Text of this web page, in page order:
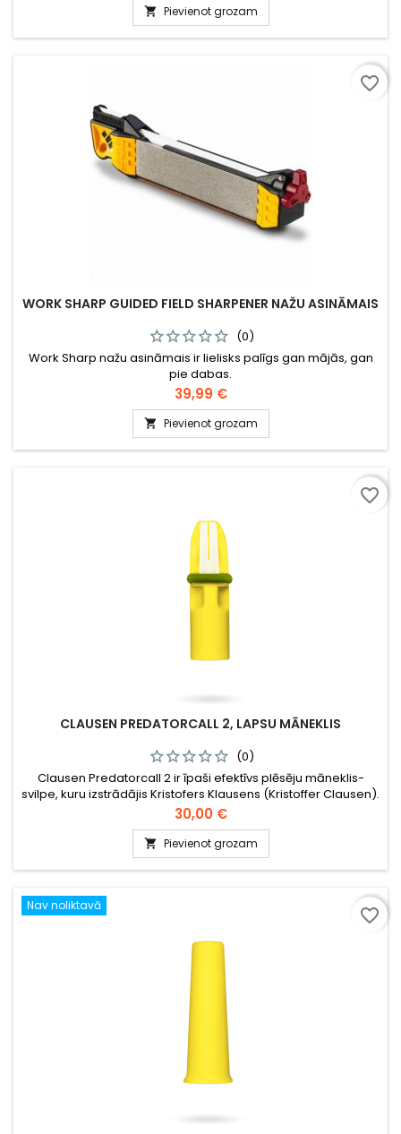
 Pievienot grozam
WORK SHARP GUIDED FIELD SHARPENER NAŽU ASINĀMAIS
(0)
Work Sharp nažu asināmais ir lielisks palīgs gan mājās, gan
pie dabas.
Cena
39,99 €
 Pievienot grozam
favorite_border
CLAUSEN PREDATORCALL 2, LAPSU MĀNEKLIS
(0)
Clausen Predatorcall 2 ir īpaši efektīvs plēsēju māneklis-
svilpe, kuru izstrādājis Kristofers Klausens (Kristoffer Clausen).
Cena
30,00 €
 Pievienot grozam
favorite_border
Nav noliktavā favorite_border